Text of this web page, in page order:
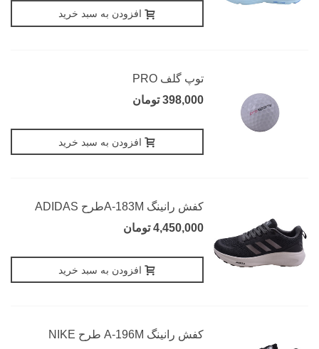
افزودن به سبد خرید
توپ گلف PRO
398,000 تومان
افزودن به سبد خرید
کفش رانینگ A-183Mطرح ADIDAS
4,450,000 تومان
افزودن به سبد خرید
کفش رانینگ A-196M طرح NIKE